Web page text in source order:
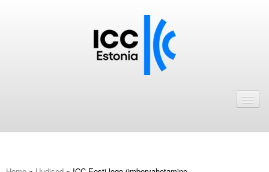
ICC Eesti liikmebaas